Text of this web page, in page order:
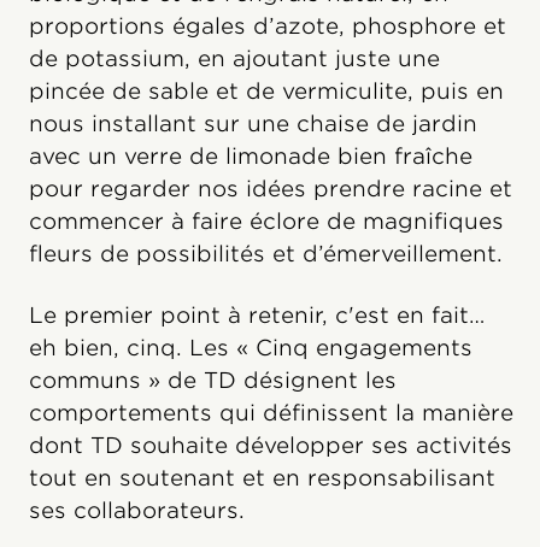
proportions égales d’azote, phosphore et
de potassium, en ajoutant juste une
pincée de sable et de vermiculite, puis en
nous installant sur une chaise de jardin
avec un verre de limonade bien fraîche
pour regarder nos idées prendre racine et
commencer à faire éclore de magnifiques
fleurs de possibilités et d’émerveillement.
Le premier point à retenir, c'est en fait…
eh bien, cinq. Les « Cinq engagements
communs » de TD désignent les
comportements qui définissent la manière
dont TD souhaite développer ses activités
tout en soutenant et en responsabilisant
ses collaborateurs.